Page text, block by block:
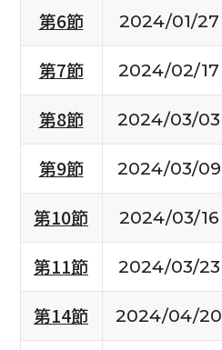
第6節
2024/01/27
第7節
2024/02/17
第8節
2024/03/03
第9節
2024/03/09
第10節
2024/03/16
第11節
2024/03/23
第14節
2024/04/20